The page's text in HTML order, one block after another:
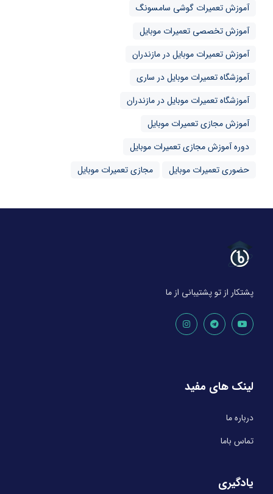
آموزش تعمیرات گوشی سامسونگ
آموزش تخصصی تعمیرات موبایل
آموزش تعمیرات موبایل در مازندران
آموزشگاه تعمیرات موبایل در ساری
آموزشگاه تعمیرات موبایل در مازندران
آموزش مجازی تعمیرات موبایل
دوره آموزش مجازی تعمیرات موبایل
حضوری تعمیرات موبایل
مجازی تعمیرات موبایل
پشتکار از تو پشتیبانی از ما
لینک های مفید
درباره ما
تماس باما
یادگیری